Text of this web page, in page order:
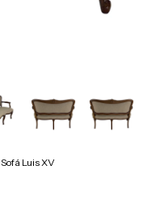
Sofá Luis XV